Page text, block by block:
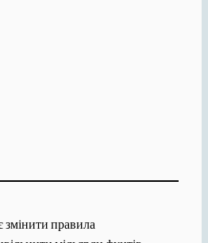
змінити правила